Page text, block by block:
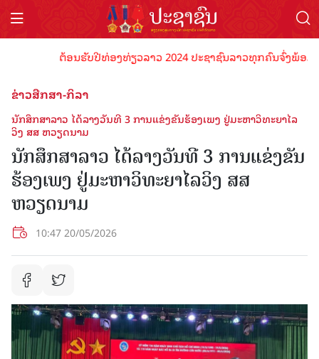
ຕ້ອນຮັບປີທ່ອງທ່ຽວລາວ 2024 ປະຊາຊົນລາວທຸກຄົນຈົ່ງພ້ອມເ
ຂ່າວສືກສາ-ກິລາ
ນັກສຶກສາລາວ ໄດ້ລາງວັນທີ 3 ການແຂ່ງຂັນຮ້ອງເພງ ຢູ່ມະຫາວິທະຍາໄລ
ວິງ ສສ ຫວຽດນາມ
ນັກສຶກສາລາວ ໄດ້ລາງວັນທີ 3 ການແຂ່ງຂັນ
ຮ້ອງເພງ ຢູ່ມະຫາວິທະຍາໄລວິງ ສສ
ຫວຽດນາມ
10:47 20/05/2026